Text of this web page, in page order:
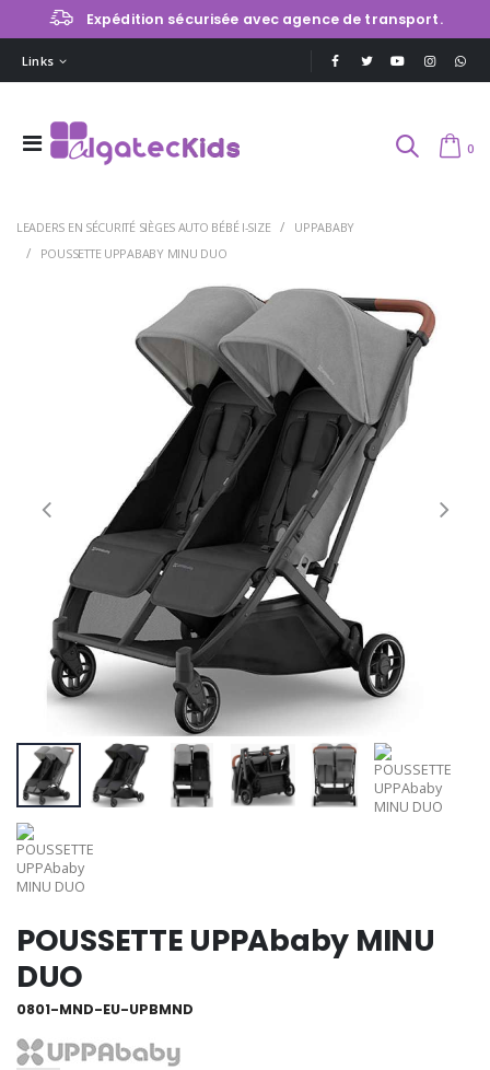
Expédition sécurisée avec agence de transport.
Links
0
LEADERS EN SÉCURITÉ SIÈGES AUTO BÉBÉ I-SIZE
UPPABABY
POUSSETTE UPPABABY MINU DUO
POUSSETTE UPPAbaby MINU
DUO
0801-MND-EU-UPBMND